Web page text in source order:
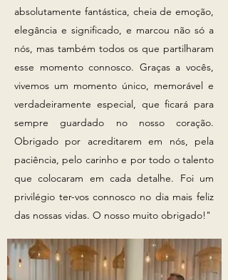
absolutamente fantástica, cheia de emoção,
elegância e significado, e marcou não só a
nós, mas também todos os que partilharam
esse momento connosco. Graças a vocês,
vivemos um momento único, memorável e
verdadeiramente especial, que ficará para
sempre guardado no nosso coração.
Obrigado por acreditarem em nós, pela
paciência, pelo carinho e por todo o talento
que colocaram em cada detalhe. Foi um
privilégio ter-vos connosco no dia mais feliz
das nossas vidas. O nosso muito obrigado!"